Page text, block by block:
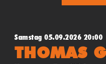
Samstag 05.09.2026 20:00
THOMAS